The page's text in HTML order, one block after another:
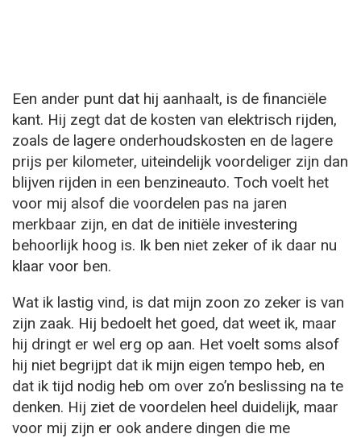
Een ander punt dat hij aanhaalt, is de financiële
kant. Hij zegt dat de kosten van elektrisch rijden,
zoals de lagere onderhoudskosten en de lagere
prijs per kilometer, uiteindelijk voordeliger zijn dan
blijven rijden in een benzineauto. Toch voelt het
voor mij alsof die voordelen pas na jaren
merkbaar zijn, en dat de initiële investering
behoorlijk hoog is. Ik ben niet zeker of ik daar nu
klaar voor ben.
Wat ik lastig vind, is dat mijn zoon zo zeker is van
zijn zaak. Hij bedoelt het goed, dat weet ik, maar
hij dringt er wel erg op aan. Het voelt soms alsof
hij niet begrijpt dat ik mijn eigen tempo heb, en
dat ik tijd nodig heb om over zo’n beslissing na te
denken. Hij ziet de voordelen heel duidelijk, maar
voor mij zijn er ook andere dingen die me